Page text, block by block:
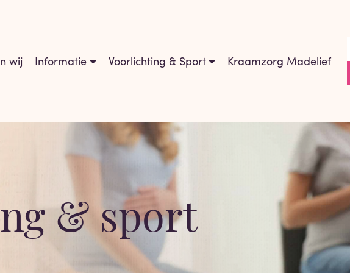
wij Informatie Voorlichting & Sport Kraamzorg Madelief
& sport